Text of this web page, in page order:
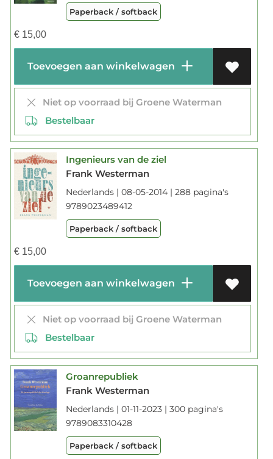
Paperback / softback
€15,00
Toevoegen aan winkelwagen
Niet op voorraad bij Groene Waterman
Bestelbaar
Ingenieurs van de ziel
Frank Westerman
Nederlands | 08-05-2014 | 288 pagina's
9789023489412
Paperback / softback
€15,00
Toevoegen aan winkelwagen
Niet op voorraad bij Groene Waterman
Bestelbaar
Groanrepubliek
Frank Westerman
Nederlands | 01-11-2023 | 300 pagina's
9789083310428
Paperback / softback